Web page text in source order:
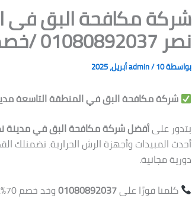
شركة مكافحة البق فى
نصر 01080892037 /خصم 70%
بواسطة admin/10 أبريل، 2025
شركة مكافحة البق في المنطقة التاسعة مدينة نصر – اتصل
بتدور علىأفضل شركة مكافحة البق في مدينة
أحدث المبيدات وأجهزة الرش الحرارية. نضمنلك
دورية مجانية.
كلمنا فورًا على01080892037وخد خصم 70%.